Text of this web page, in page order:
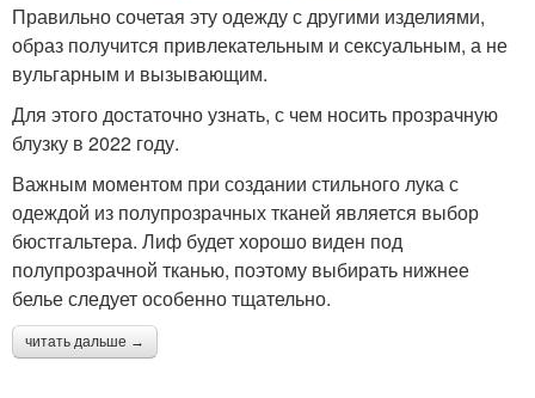
Правильно сочетая эту одежду с другими изделиями,
образ получится привлекательным и сексуальным, а не
вульгарным и вызывающим.
Для этого достаточно узнать, с чем носить прозрачную
блузку в 2022 году.
Важным моментом при создании стильного лука с
одеждой из полупрозрачных тканей является выбор
бюстгальтера. Лиф будет хорошо виден под
полупрозрачной тканью, поэтому выбирать нижнее
белье следует особенно тщательно.
читать дальше →